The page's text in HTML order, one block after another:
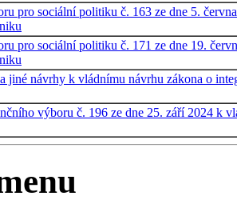
pro sociální politiku č. 163 ze dne 5.
pro sociální politiku č. 171 ze dne 19.
jiné návrhy k vládnímu návrhu zákona o
výboru č. 196 ze dne 25. září 2024 k